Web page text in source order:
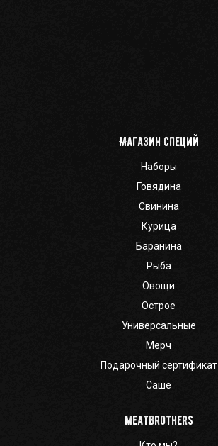
Магазин специй
Наборы
Говядина
Свинина
Курица
Баранина
Рыба
Овощи
Острое
Универсальные
Мерч
Подарочный сертификат
Саше
Meatbrothers